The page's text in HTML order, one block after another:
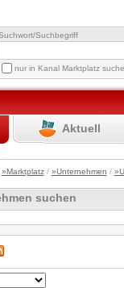
Suchbegriff
nur in Kanal Marktplatz
Aktuell
»Marktplatz/ »Unternehmen /
suchen